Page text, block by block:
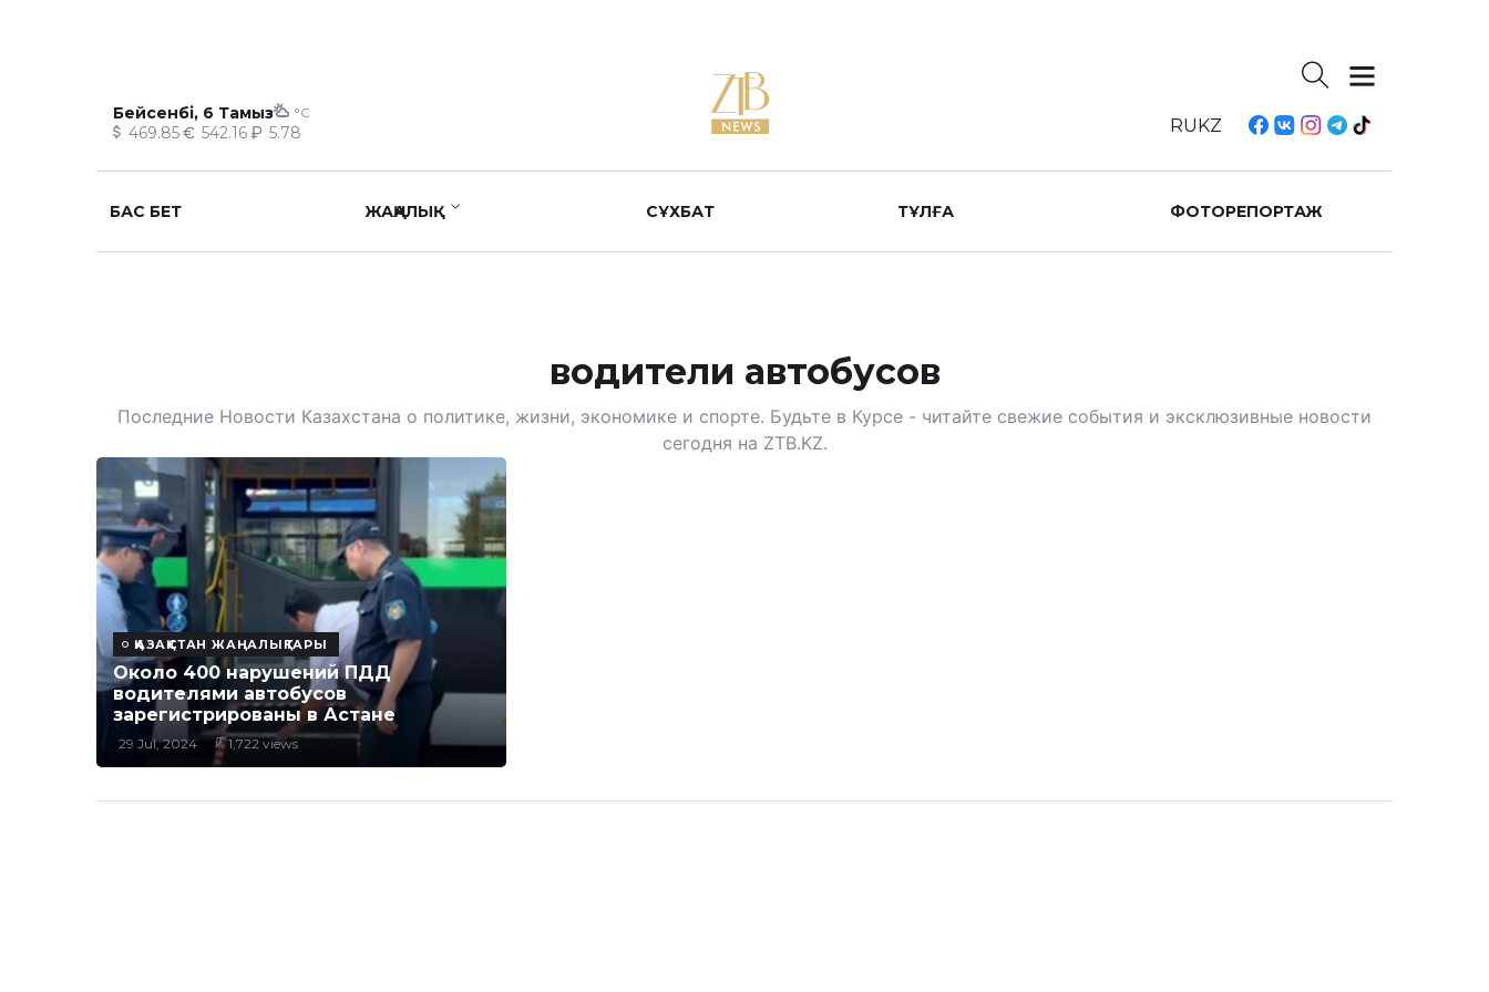
Бейсенбі, 6 Тамыз °C
469.85 542.16 5.78 RUKZ
БАС БЕТ ЖАҢАЛЫҚ СҰХБАТ ТҰЛҒА ФОТОРЕПОРТАЖ
водители автобусов
Последние Новости Казахстана о политике, жизни, экономике и спорте. Будьте в Курсе - читайте свежие события и эксклюзивные новости
сегодня на ZTB.KZ.
ҚАЗАҚСТАН ЖАҢАЛЫҚТАРЫ
Около 400 нарушений ПДД
водителями автобусов
зарегистрированы в Астане
29 Jul, 2024 1,722 views